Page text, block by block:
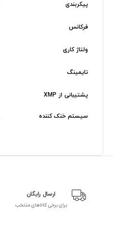
پیکربندی
فرکانس
ولتاژ کاری
تایمینگ
پشتیبانی از XMP
سیستم خنک کننده
ارسال رایگان
برای برخی کالاهای منتخب